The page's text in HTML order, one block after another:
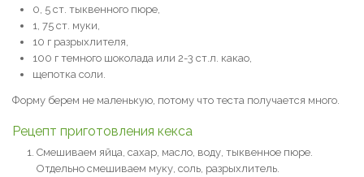
0, 5 ст. тыквенного пюре,
1, 75 ст. муки,
10 г разрыхлителя,
100 г темного шоколада или 2-3 ст.л. какао,
щепотка соли.
Форму берем не маленькую, потому что теста получается много.
Рецепт приготовления кекса
Смешиваем яйца, сахар, масло, воду, тыквенное пюре.
Отдельно смешиваем муку, соль, разрыхлитель.